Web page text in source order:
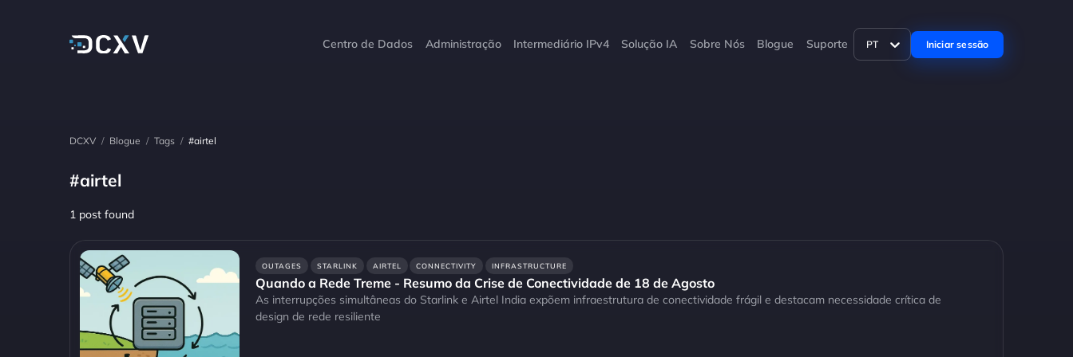
Centro de Dados Administração Intermediário IPv4 Solução IA Sobre Nós Blogue Suporte PT Iniciar sessão
DCXV / Blogue / Tags / #airtel
#airtel
1 post found
OUTAGES STARLINK AIRTEL CONNECTIVITY INFRASTRUCTURE
Quando a Rede Treme - Resumo da Crise de Conectividade de 18 de Agosto
As interrupções simultâneas do Starlink e Airtel India expõem infraestrutura de conectividade frágil e destacam necessidade crítica de
design de rede resiliente